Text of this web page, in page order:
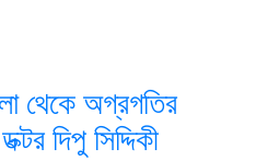
থেকে অগ্রগতির
দিপু সিদ্দিকী